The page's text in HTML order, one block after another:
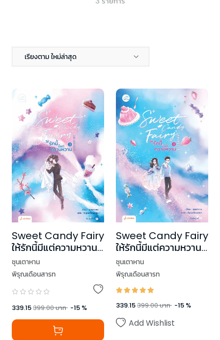
เรียงตาม ใหม่ล่าสุด
Sweet Candy Fairy
ให้รักนี้มีแต่ความหวาน
เล่ม 3 (เล่มจบ)
ชุนเตาหาน
พิรุณเดือนสารท
339.15399.00บาท -15 %
Sweet Candy Fairy
ให้รักนี้มีแต่ความหวาน
เล่ม 1
ชุนเตาหาน
พิรุณเดือนสารท
339.15399.00บาท -15 %
Add Wishlist